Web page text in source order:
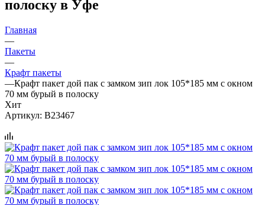
полоску в Уфе
Главная
—
Пакеты
—
Крафт пакеты
—Крафт пакет дой пак с замком зип лок 105*185 мм с окном
70 мм бурый в полоску
Хит
Артикул: B23467